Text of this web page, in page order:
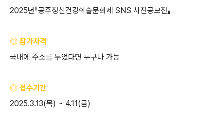
2025년『공주정신건강학술문화제 SNS 사진공모전』
◎ 참가자격
국내에 주소를 두었다면 누구나 가능
◎ 접수기간
2025.3.13(목) ~ 4.11(금)